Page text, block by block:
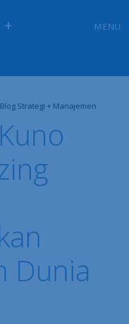
MENU
Strategi + Manajemen
Dunia